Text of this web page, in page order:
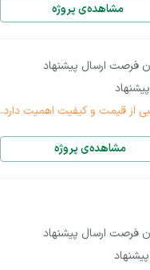
مشاهده‌ی پروژه
فرصت ارسال پیشنهاد
پیشنهاد
از قیمت و کیفیت اهمیت دارد.
مشاهده‌ی پروژه
فرصت ارسال پیشنهاد
پیشنهاد